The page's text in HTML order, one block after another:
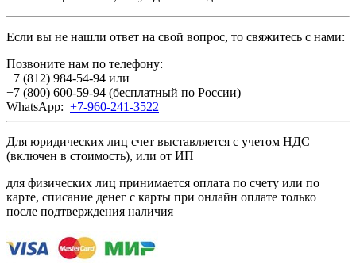
Если вы не нашли ответ на свой вопрос, то свяжитесь с нами:
Позвоните нам по телефону:
+7 (812) 984-54-94 или
+7 (800) 600-59-94 (бесплатный по России)
WhatsApp: +7-960-241-3522
Для юридических лиц счет выставляется с учетом НДС
(включен в стоимость), или от ИП
для физических лиц принимается оплата по счету или по
карте, списание денег с карты при онлайн оплате только
после подтверждения наличия